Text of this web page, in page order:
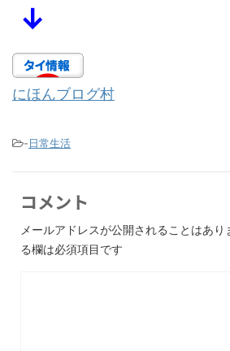
↓
にほんブログ村
-日常生活
コメント
メールアドレスが公開されることはあり
る欄は必須項目です